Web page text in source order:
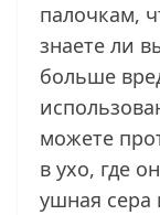
палочкам,
знаете ли
больше
можете
в ухо, где
ушная сера